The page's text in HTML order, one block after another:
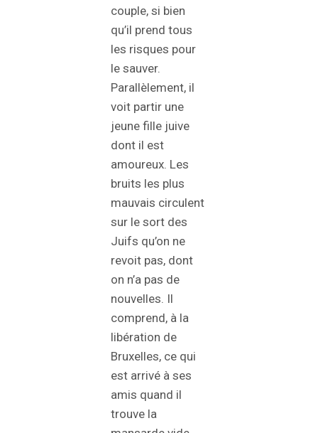
couple, si bien
qu’il prend tous
les risques pour
le sauver.
Parallèlement, il
voit partir une
jeune fille juive
dont il est
amoureux. Les
bruits les plus
mauvais circulent
sur le sort des
Juifs qu’on ne
revoit pas, dont
on n’a pas de
nouvelles. Il
comprend, à la
libération de
Bruxelles, ce qui
est arrivé à ses
amis quand il
trouve la